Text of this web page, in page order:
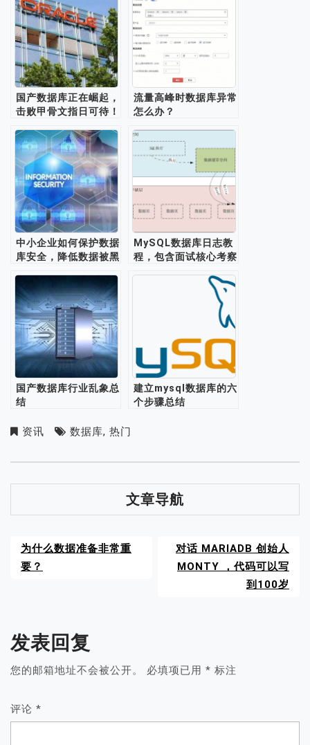
国产数据库正在崛起，
击败甲骨文指日可待！
流量高峰时数据库异常
怎么办？
中小企业如何保护数据
库安全，降低数据被黑
MySQL数据库日志教
程，包含面试核心考察
国产数据库行业乱象总
结
建立mysql数据库的六
个步骤总结
资讯 数据库, 热门
文章导航
为什么数据准备非常重
要？
对话 MARIADB 创始人
MONTY ，代码可以写
到100岁
发表回复
您的邮箱地址不会被公开。 必填项已用 * 标注
评论 *